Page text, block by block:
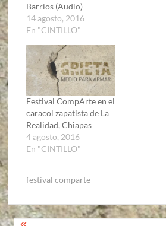
Barrios (Audio)
14 agosto, 2016
En "CINTILLO"
Festival CompArte en el
caracol zapatista de La
Realidad, Chiapas
4 agosto, 2016
En "CINTILLO"
festival comparte